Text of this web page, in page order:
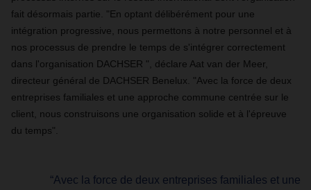
fait désormais partie. "En optant délibérément pour une
intégration progressive, nous permettons à notre personnel et à
nos processus de prendre le temps de s'intégrer correctement
dans l'organisation DACHSER ", déclare Aat van der Meer,
directeur général de DACHSER Benelux. "Avec la force de deux
entreprises familiales et une approche commune centrée sur le
client, nous construisons une organisation solide et à l'épreuve
du temps".
“Avec la force de deux entreprises familiales et une